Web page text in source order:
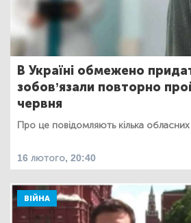
В Україні обмежено
зобов’язали повторно
червня
Про це повідомляють кілька
16 лютого, 20:40
ВІЙНА